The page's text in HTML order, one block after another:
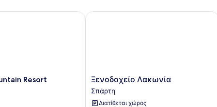
Resort
Resort
Ξενοδοχείο
Λακωνία
Σπάρτη
Ξενοδοχείο Λακωνία
Σπάρτη
Διατίθεται χώρος
Ξενοδοχείο Λακωνία